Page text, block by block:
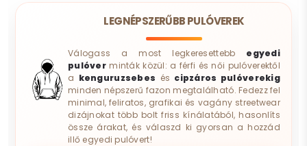
LEGNÉPSZERŰBB PULÓVEREK
Válogass a most legkeresettebb egyedi
pulóverminták közül: a férfi és női pulóverektől
a kenguruzsebes és cipzáros pulóverekig
minden népszerű fazon megtalálható. Fedezz fel
minimal, feliratos, grafikai és vagány streetwear
dizájnokat több bolt friss kínálatából, hasonlíts
össze árakat, és válaszd ki gyorsan a hozzád
illő egyedi pulóvert!